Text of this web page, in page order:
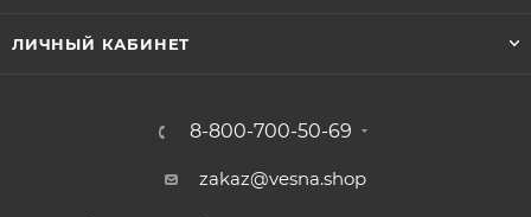
ЛИЧНЫЙ КАБИНЕТ
8-800-700-50-69
zakaz@vesna.shop